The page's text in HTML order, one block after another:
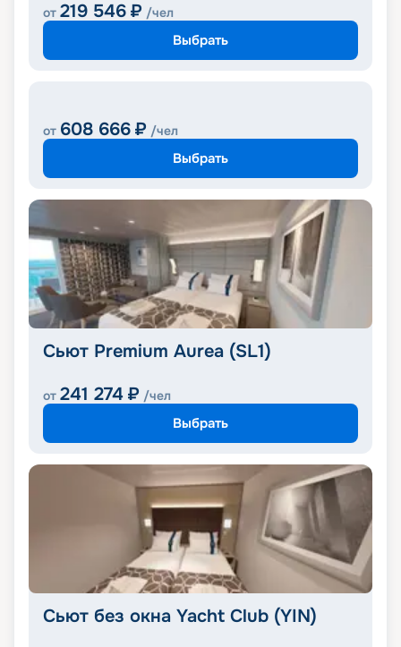
от 219 546 ₽ /чел
Выбрать
от 608 666 ₽ /чел
Выбрать
Сьют Premium Aurea (SL1)
от 241 274 ₽ /чел
Выбрать
Сьют без окна Yacht Club (YIN)